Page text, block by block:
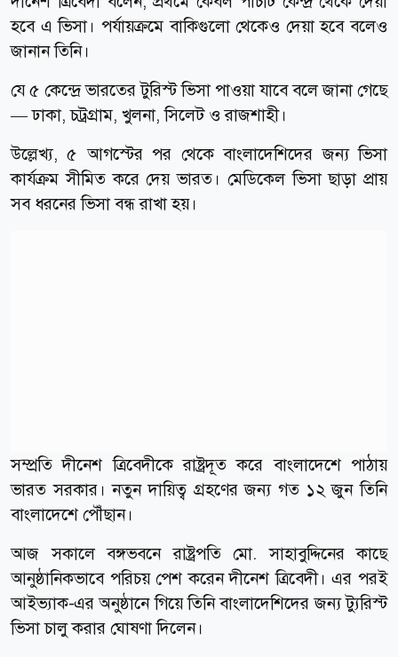
হবে এ ভিসা। পর্যায়ক্রমে বাকিগুলো থেকেও দেয়া হবে বলেও
জানান তিনি।
যে ৫ কেন্দ্রে ভারতের টুরিস্ট ভিসা পাওয়া যাবে বলে জানা গেছে
— ঢাকা, চট্রগ্রাম, খুলনা, সিলেট ও রাজশাহী।
উল্লেখ্য, ৫ আগস্টের পর থেকে বাংলাদেশিদের জন্য ভিসা
কার্যক্রম সীমিত করে দেয় ভারত। মেডিকেল ভিসা ছাড়া প্রায়
সব ধরনের ভিসা বন্ধ রাখা হয়।
সম্প্রতি দীনেশ ত্রিবেদীকে রাষ্ট্রদূত করে বাংলাদেশে পাঠায়
ভারত সরকার। নতুন দায়িত্ব গ্রহণের জন্য গত ১২ জুন তিনি
বাংলাদেশে পৌঁছান।
আজ সকালে বঙ্গভবনে রাষ্ট্রপতি মো. সাহাবুদ্দিনের কাছে
আনুষ্ঠানিকভাবে পরিচয় পেশ করেন দীনেশ ত্রিবেদী। এর পরই
আইভ্যাক-এর অনুষ্ঠানে গিয়ে তিনি বাংলাদেশিদের জন্য ট্যুরিস্ট
ভিসা চালু করার ঘোষণা দিলেন।